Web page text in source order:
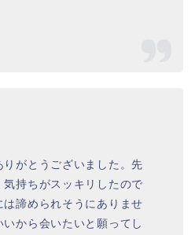
がとうございました。先
持ちがスッキリしたので
諦められそうにありませ
から会いたいと願ってし